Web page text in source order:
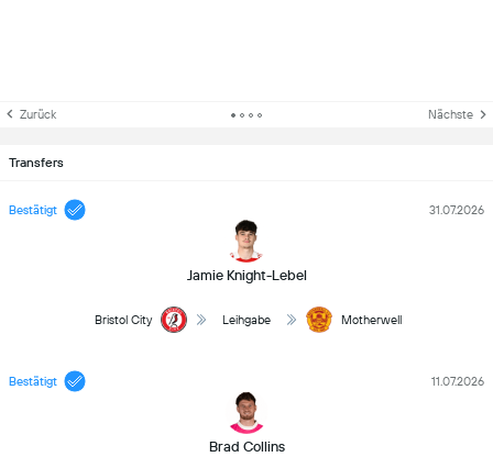
Zurück Nächste
Transfers
Bestätigt
Jamie Knight-Lebel
31.07.2026
Bristol City Leihgabe Motherwell
Bestätigt
Brad Collins
11.07.2026